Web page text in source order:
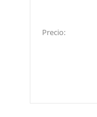
Precio: